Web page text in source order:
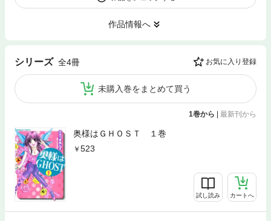
作品情報へ
シリーズ 全4冊 お気に入り登録
未購入巻をまとめて買う
1巻から | 最新刊から
奥様はＧＨＯＳＴ １巻
523
試し読み カートへ